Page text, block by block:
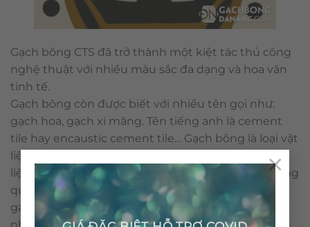
×
Gạch bông CTS đã trở thành một kiệt tác thủ công
nghệ thuật với nhiều màu sắc đa dạng và hoa văn
tinh tế.
Gạch bông còn được biết với nhiều tên gọi như:
gạch hoa, gạch xi măng. Tên tiếng anh là cement
tile hay encaustic cement tile… Gạch bông là loại vật
liệu thân thiện môi trường với những nguyên vật
liệu tự nhiên và không sử dụng nhiên liệu đốt trong
quá trình sản xuất. Cấu tạo & qui trình nên viên
gạch bông được sản xuất thủ công không gây ra ô